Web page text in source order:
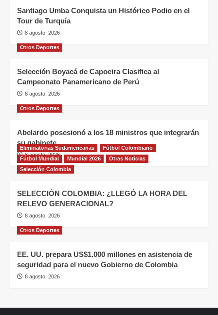
Santiago Umba Conquista un Histórico Podio en el
Tour de Turquía
8 agosto, 2026
Otros Deportes
Selección Boyacá de Capoeira Clasifica al
Campeonato Panamericano de Perú
8 agosto, 2026
Otros Deportes
Abelardo posesionó a los 18 ministros que integrarán
su gabinete
8 agosto, 2026
Eliminatorias Sudamericanas
Fútbol Colombiano
Fútbol Mundial
Mundial 2026
Otras Noticias
Selección Colombia
SELECCIÓN COLOMBIA: ¿LLEGÓ LA HORA DEL
RELEVO GENERACIONAL?
8 agosto, 2026
Otros Deportes
EE. UU. prepara US$1.000 millones en asistencia de
seguridad para el nuevo Gobierno de Colombia
8 agosto, 2026